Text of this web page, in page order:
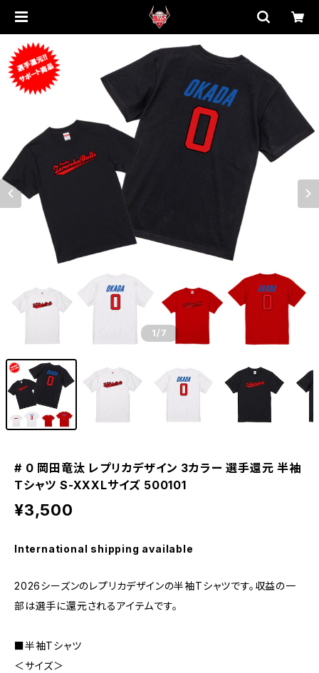
1 /7
# 0 岡田竜汰 レプリカデザイン 3カラー 選手還元 半袖
Tシャツ S-XXXLサイズ 500101
¥3,500
International shipping available
2026シーズンのレプリカデザインの半袖Tシャツです。収益の一
部は選手に還元されるアイテムです。
■半袖Tシャツ
＜サイズ＞